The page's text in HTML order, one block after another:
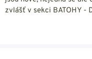
zvlášť v sekci BATOHY -